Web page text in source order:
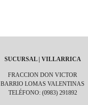
SUCURSAL | VILLARRICA
FRACCION DON VICTOR
BARRIO LOMAS VALENTINAS
TELÉFONO: (0983) 291892